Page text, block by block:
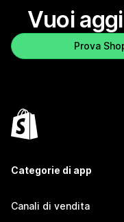
Vuoi
Prova
Categorie di app
Canali di vendita